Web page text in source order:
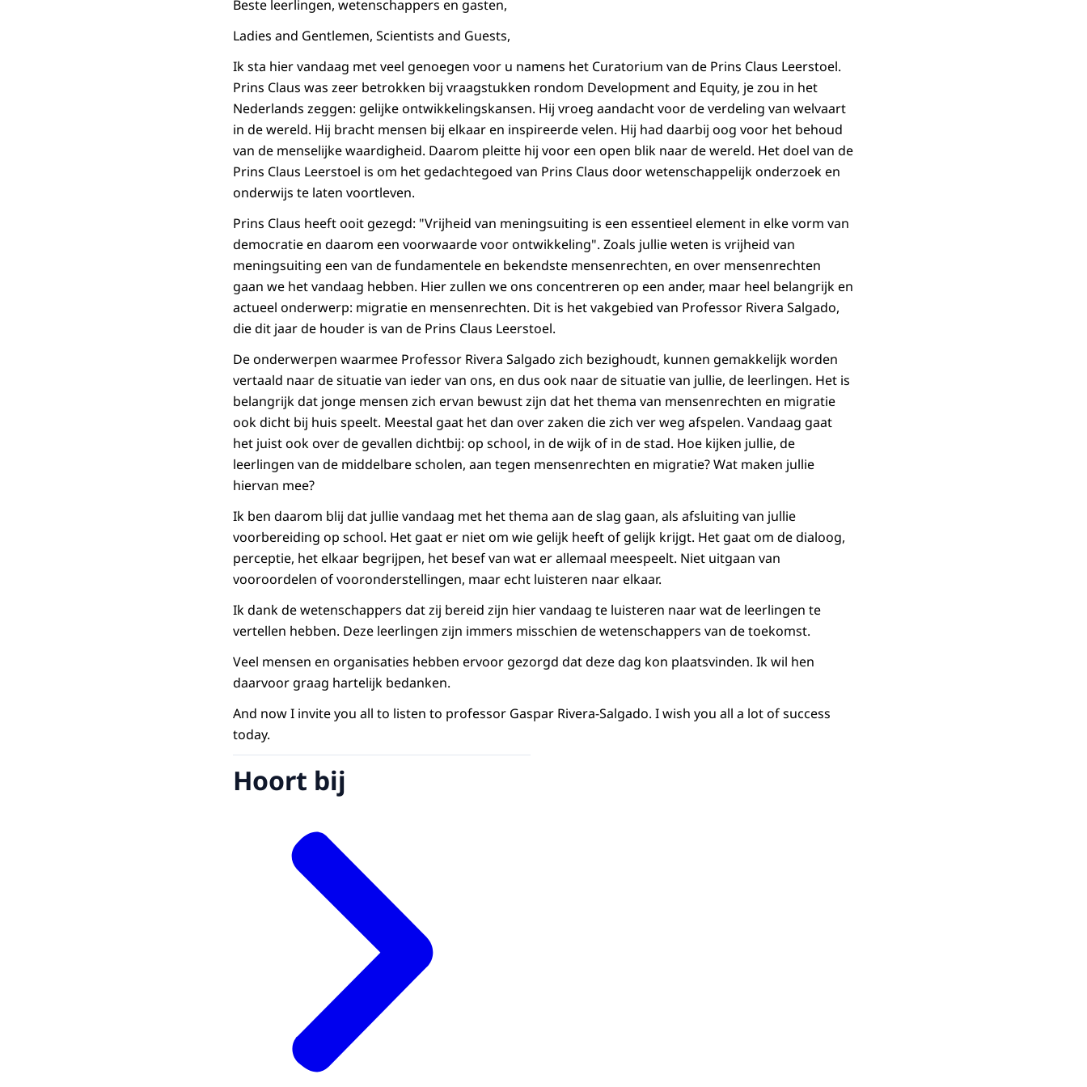
Beste leerlingen, wetenschappers en gasten,
Ladies and Gentlemen, Scientists and Guests,
Ik sta hier vandaag met veel genoegen voor u namens het Curatorium van de Prins Claus Leerstoel.
Prins Claus was zeer betrokken bij vraagstukken rondom Development and Equity, je zou in het
Nederlands zeggen: gelijke ontwikkelingskansen. Hij vroeg aandacht voor de verdeling van welvaart
in de wereld. Hij bracht mensen bij elkaar en inspireerde velen. Hij had daarbij oog voor het behoud
van de menselijke waardigheid. Daarom pleitte hij voor een open blik naar de wereld. Het doel van de
Prins Claus Leerstoel is om het gedachtegoed van Prins Claus door wetenschappelijk onderzoek en
onderwijs te laten voortleven.
Prins Claus heeft ooit gezegd: "Vrijheid van meningsuiting is een essentieel element in elke vorm van
democratie en daarom een voorwaarde voor ontwikkeling". Zoals jullie weten is vrijheid van
meningsuiting een van de fundamentele en bekendste mensenrechten, en over mensenrechten
gaan we het vandaag hebben. Hier zullen we ons concentreren op een ander, maar heel belangrijk en
actueel onderwerp: migratie en mensenrechten. Dit is het vakgebied van Professor Rivera Salgado,
die dit jaar de houder is van de Prins Claus Leerstoel.
De onderwerpen waarmee Professor Rivera Salgado zich bezighoudt, kunnen gemakkelijk worden
vertaald naar de situatie van ieder van ons, en dus ook naar de situatie van jullie, de leerlingen. Het is
belangrijk dat jonge mensen zich ervan bewust zijn dat het thema van mensenrechten en migratie
ook dicht bij huis speelt. Meestal gaat het dan over zaken die zich ver weg afspelen. Vandaag gaat
het juist ook over de gevallen dichtbij: op school, in de wijk of in de stad. Hoe kijken jullie, de
leerlingen van de middelbare scholen, aan tegen mensenrechten en migratie? Wat maken jullie
hiervan mee?
Ik ben daarom blij dat jullie vandaag met het thema aan de slag gaan, als afsluiting van jullie
voorbereiding op school. Het gaat er niet om wie gelijk heeft of gelijk krijgt. Het gaat om de dialoog,
perceptie, het elkaar begrijpen, het besef van wat er allemaal meespeelt. Niet uitgaan van
vooroordelen of vooronderstellingen, maar echt luisteren naar elkaar.
Ik dank de wetenschappers dat zij bereid zijn hier vandaag te luisteren naar wat de leerlingen te
vertellen hebben. Deze leerlingen zijn immers misschien de wetenschappers van de toekomst.
Veel mensen en organisaties hebben ervoor gezorgd dat deze dag kon plaatsvinden. Ik wil hen
daarvoor graag hartelijk bedanken.
And now I invite you all to listen to professor Gaspar Rivera-Salgado. I wish you all a lot of success
today.
Hoort bij